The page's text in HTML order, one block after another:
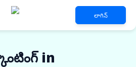
లాగిన్
in